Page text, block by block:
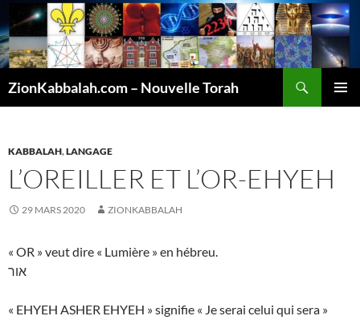
ZionKabbalah.com – Nouvelle Torah
KABBALAH,LANGAGE
L’OREILLER ET L’OR-EHYEH
29 MARS 2020 ZIONKABBALAH
« OR » veut dire « Lumière » en hébreu.
אור
« EHYEH ASHER EHYEH » signifie « Je serai celui qui sera »